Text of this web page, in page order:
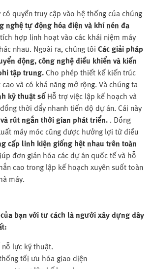
có quyền truy cập vào hệ thống của chúng
nghệ tự động hóa điện và khí nén đa
hợp linh hoạt vào các khái niệm máy
nhau. Ngoài ra, chúng tôi Các giải pháp
động, công nghệ điều khiển và kiến
tập trung.Cho phép thiết kế kiến trúc
và có khả năng mở rộng. Và chúng ta
kỹ thuật sốHỗ trợ việc lập kế hoạch và
thời đẩy nhanh tiến độ dự án. Cái này
rút ngắn thời gian phát triển. . Đồng
máy móc cũng được hưởng lợi từ điều
cấp linh kiện giống hệt nhau trên toàn
đơn giản hóa các dự án quốc tế và hỗ
cao trong lập kế hoạch xuyên suốt toàn
máy.
bạn với tư cách là người xây dựng dây
nỗ lực kỹ thuật.
tối ưu hóa giao diện